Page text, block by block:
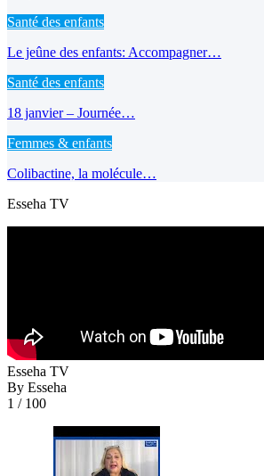
Santé des enfants
Le jeûne des enfants: Accompagner…
Santé des enfants
18 janvier – Journée…
Femmes & enfants
Colibactine, la molécule…
Esseha TV
Esseha TV
By Esseha
1 / 100